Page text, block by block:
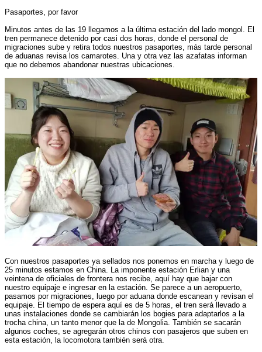
Pasaportes, por favor
Minutos antes de las 19 llegamos a la última estación del lado mongol. El
tren permanece detenido por casi dos horas, donde el personal de
migraciones sube y retira todos nuestros pasaportes, más tarde personal
de aduanas revisa los camarotes. Una y otra vez las azafatas informan
que no debemos abandonar nuestras ubicaciones.
Con nuestros pasaportes ya sellados nos ponemos en marcha y luego de
25 minutos estamos en China. La imponente estación Erlian y una
veintena de oficiales de frontera nos recibe, aquí hay que bajar con
nuestro equipaje e ingresar en la estación. Se parece a un aeropuerto,
pasamos por migraciones, luego por aduana donde escanean y revisan el
equipaje. El tiempo de espera aquí es de 5 horas, el tren será llevado a
unas instalaciones donde se cambiarán los bogies para adaptarlos a la
trocha china, un tanto menor que la de Mongolia. También se sacarán
algunos coches, se agregarán otros chinos con pasajeros que suben en
esta estación, la locomotora también será otra.